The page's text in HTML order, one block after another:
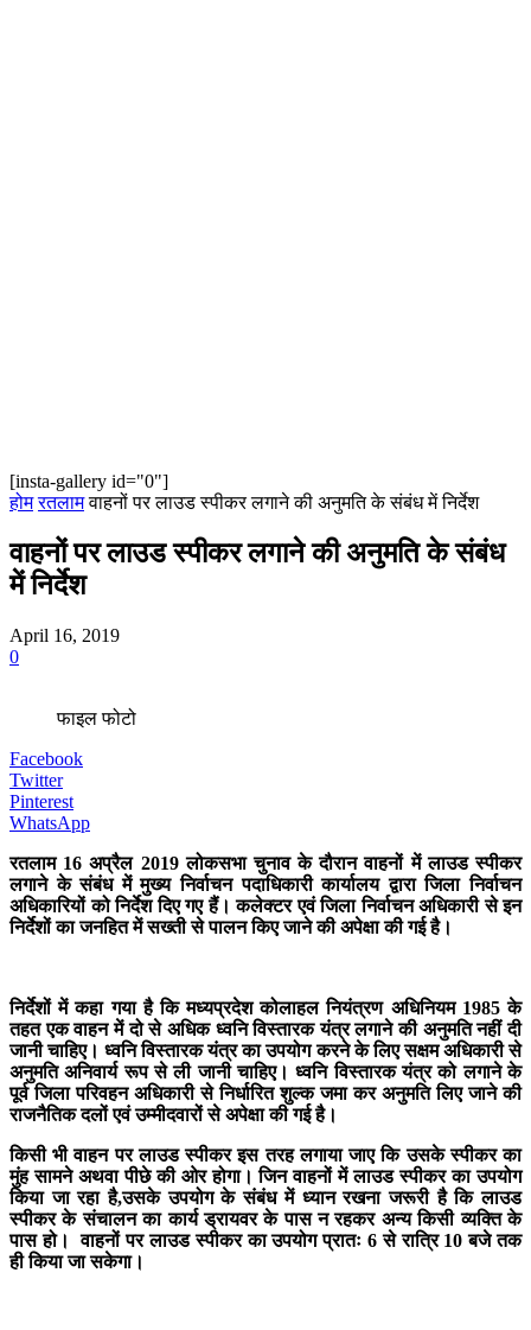
[insta-gallery id="0"]
होम रतलाम वाहनों पर लाउड स्पीकर लगाने की अनुमति के संबंध में निर्देश
वाहनों पर लाउड स्पीकर लगाने की अनुमति के संबंध
में निर्देश
April 16, 2019
0
फाइल फोटो
Facebook
Twitter
Pinterest
WhatsApp
रतलाम 16 अप्रैल 2019 लोकसभा चुनाव के दौरान वाहनों में लाउड स्पीकर
लगाने के संबंध में मुख्य निर्वाचन पदाधिकारी कार्यालय द्वारा जिला निर्वाचन
अधिकारियों को निर्देश दिए गए हैं। कलेक्टर एवं जिला निर्वाचन अधिकारी से इन
निर्देशों का जनहित में सख्ती से पालन किए जाने की अपेक्षा की गई है।
निर्देशों में कहा गया है कि मध्यप्रदेश कोलाहल नियंत्रण अधिनियम 1985 के
तहत एक वाहन में दो से अधिक ध्वनि विस्तारक यंत्र लगाने की अनुमति नहीं दी
जानी चाहिए। ध्वनि विस्तारक यंत्र का उपयोग करने के लिए सक्षम अधिकारी से
अनुमति अनिवार्य रूप से ली जानी चाहिए। ध्वनि विस्तारक यंत्र को लगाने के
पूर्व जिला परिवहन अधिकारी से निर्धारित शुल्क जमा कर अनुमति लिए जाने की
राजनैतिक दलों एवं उम्मीदवारों से अपेक्षा की गई है।
किसी भी वाहन पर लाउड स्पीकर इस तरह लगाया जाए कि उसके स्पीकर का
मुंह सामने अथवा पीछे की ओर होगा। जिन वाहनों में लाउड स्पीकर का उपयोग
किया जा रहा है,उसके उपयोग के संबंध में ध्यान रखना जरूरी है कि लाउड
स्पीकर के संचालन का कार्य ड्रायवर के पास न रहकर अन्य किसी व्यक्ति के
पास हो। वाहनों पर लाउड स्पीकर का उपयोग प्रातः 6 से रात्रि 10 बजे तक
ही किया जा सकेगा।